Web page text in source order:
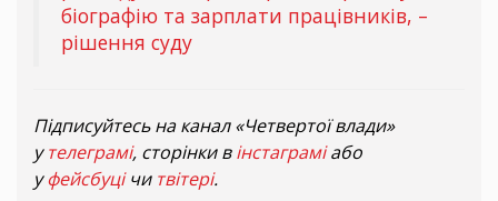
біографію та зарплати працівників, –
рішення суду
Підписуйтесь на канал «Четвертої влади»
утелеграмі, сторінки вінстаграміабо
уфейсбуцічи твітері.